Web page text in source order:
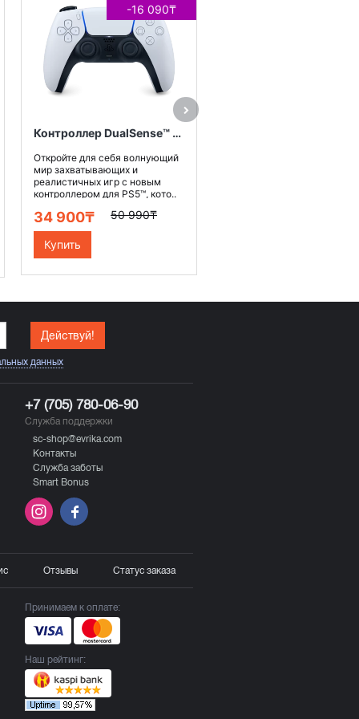
-16 090₸
Контроллер DualSense™ для PS5™, цвет белый
Откройте для себя волнующий
мир захватывающих и
реалистичных игр с новым
контроллером для PS5™, кото..
34 900₸ 50 990₸
Купить
Действуй!
данных
+7 (705) 780-06-90
Служба поддержки
sc-shop@evrika.com
Контакты
Служба заботы
Smart Bonus
Отзывы Статус заказа
Принимаем к оплате:
Наш рейтинг: